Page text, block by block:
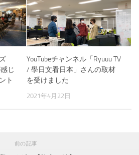
じ
ト
YouTubeチャンネル「Ryuuu TV
/ 學日文看日本」さんの取材
を受けました
2021年4月22日
前の記事